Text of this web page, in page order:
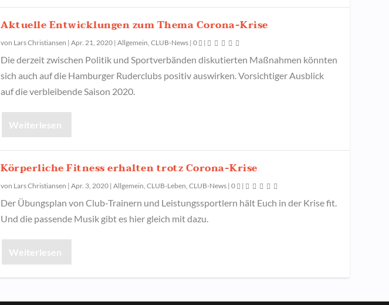
Aktuelle Entwicklungen zum Thema Corona-Krise
von Lars Christiansen | Apr. 21, 2020 | Allgemein, CLUB-News | 0 |
Die derzeit zwischen Politik und Sportverbänden diskutierten Maßnahmen könnten
sich auch auf die Hamburger Ruderclubs positiv auswirken. Vorsichtiger Ausblick
auf die verbleibende Saison 2020.
Weiterlesen
Körperliche Fitness erhalten trotz Corona-Krise
von Lars Christiansen | Apr. 3, 2020 | Allgemein, CLUB-Leben, CLUB-News | 0 |
Der Übungsplan von Club-Trainern und Leistungssportlern hält Euch in der Krise fit.
Und die passende Musik gibt es hier gleich mit dazu.
Weiterlesen